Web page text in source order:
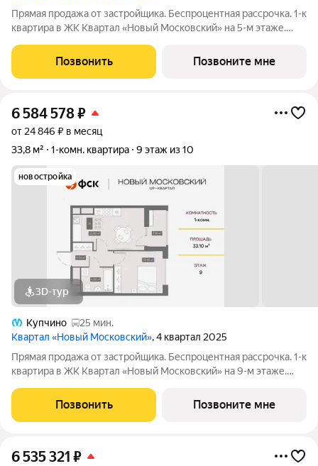
Прямая продажа от застройщика. Беспроцентная рассрочка. 1-к
квартира в ЖК Квартал «Новый Московский» на 5-м этаже.
квартал «Новый Московский» в Пушкинском районе. Этот
комплекс объединит в себе
Позвонить Позвоните мне
6 584 578₽
от 24 846 ₽ в месяц
33,8 м²
1-комн. квартира 9 этаж из 10
новостройка
3D-тур
Купчино
25 мин.
Квартал «Новый Московский», 4 квартал 2025
Прямая продажа от застройщика. Беспроцентная рассрочка. 1-к
квартира в ЖК Квартал «Новый Московский» на 9-м этаже.
квартал «Новый Московский» в Пушкинском районе. Этот
комплекс объединит в себе
Позвонить Позвоните мне
6 535 321 ₽